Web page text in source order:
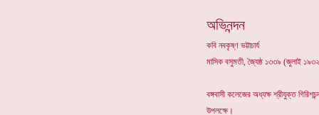
অভিনন্দন
কবি নবকৃষ্ণ ভট্টাচার্য
মাসিক বসুমতী, জ্যৈষ্ঠ ১৩৩৯ (জুলাই
বঙ্গবাসী কলেজের অধ্যক্ষ শ্রীযুক্ত
উপলক্ষে।